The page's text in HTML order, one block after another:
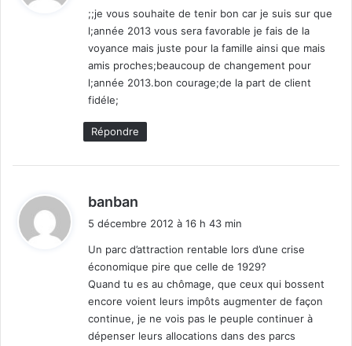
:
;;je vous souhaite de tenir bon car je suis sur que
l;année 2013 vous sera favorable je fais de la
voyance mais juste pour la famille ainsi que mais
amis proches;beaucoup de changement pour
l;année 2013.bon courage;de la part de client
fidéle;
Répondre
banban
:
5 décembre 2012 à 16 h 43 min
Un parc d’attraction rentable lors d’une crise
économique pire que celle de 1929?
Quand tu es au chômage, que ceux qui bossent
encore voient leurs impôts augmenter de façon
continue, je ne vois pas le peuple continuer à
dépenser leurs allocations dans des parcs